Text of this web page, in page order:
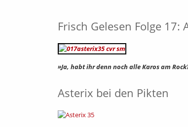
Frisch Gelesen Folge
»Ja, habt ihr denn noch alle Karos am
Asterix bei den Pikten